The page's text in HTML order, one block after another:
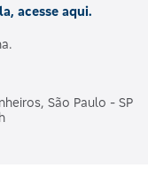
acesse aqui.
São Paulo - SP